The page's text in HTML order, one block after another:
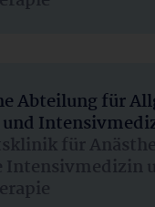
Abteilung für
und
für
Intensivmedizin